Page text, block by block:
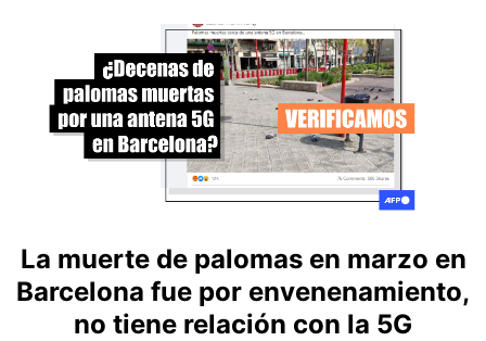
La muerte de palomas en marzo en
Barcelona fue por envenenamiento,
no tiene relación con la 5G